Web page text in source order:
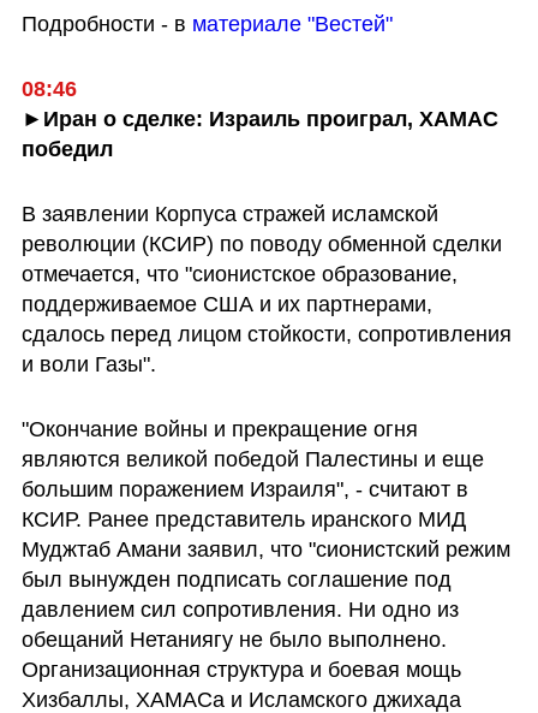
Подробности - в материале "Вестей"
08:46
►Иран о сделке: Израиль проиграл, ХАМАС
победил
В заявлении Корпуса стражей исламской
революции (КСИР) по поводу обменной сделки
отмечается, что "сионистское образование,
поддерживаемое США и их партнерами,
сдалось перед лицом стойкости, сопротивления
и воли Газы".
"Окончание войны и прекращение огня
являются великой победой Палестины и еще
большим поражением Израиля", - считают в
КСИР. Ранее представитель иранского МИД
Муджтаб Амани заявил, что "сионистский режим
был вынужден подписать соглашение под
давлением сил сопротивления. Ни одно из
обещаний Нетаниягу не было выполнено.
Организационная структура и боевая мощь
Хизбаллы, ХАМАСа и Исламского джихада